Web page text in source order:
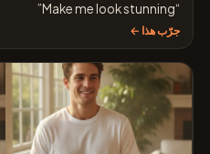
“Make me look stunning”
جرّب هذا ←